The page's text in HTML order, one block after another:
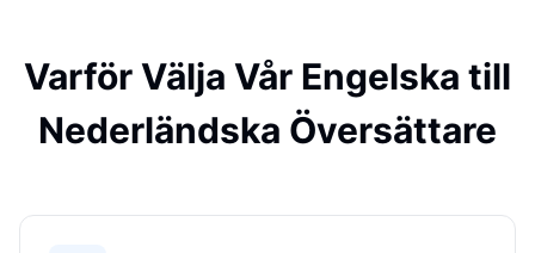
Varför Välja Vår Engelska till
Nederländska Översättare